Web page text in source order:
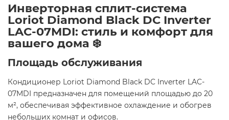
Инверторная сплит-система
Loriot Diamond Black DC Inverter
LAC-07MDI: стиль и комфорт для
вашего дома ❄️
Площадь обслуживания
Кондиционер Loriot Diamond Black DC Inverter LAC-
07MDI предназначен для помещений площадью до 20
м², обеспечивая эффективное охлаждение и обогрев
небольших комнат и офисов.​